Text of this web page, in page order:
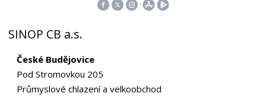
SINOP CB a.s.
České Budějovice
Pod Stromovkou 205
Průmyslové chlazení a velkoobchod